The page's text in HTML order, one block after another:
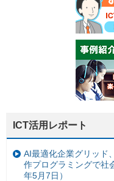
ICT活用レポート
AI最適化企業グリッド
作プログラミングで社
年5月7日）